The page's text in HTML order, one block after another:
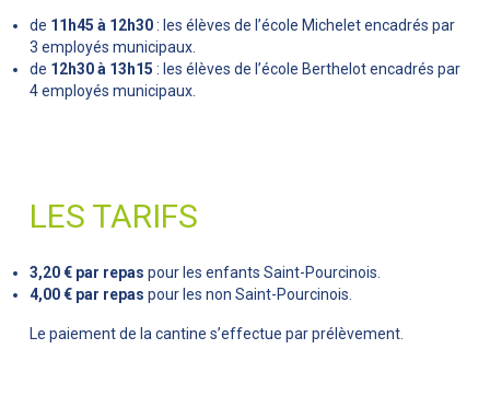
de 11h45 à 12h30: les élèves de l’école Michelet encadrés par
3 employés municipaux.
de 12h30 à 13h15 : les élèves de l’école Berthelot encadrés par
4 employés municipaux.
LES TARIFS
3,20 € par repas pour les enfants Saint-Pourcinois.
4,00 € par repas pour les non Saint-Pourcinois.
Le paiement de la cantine s’effectue par prélèvement.